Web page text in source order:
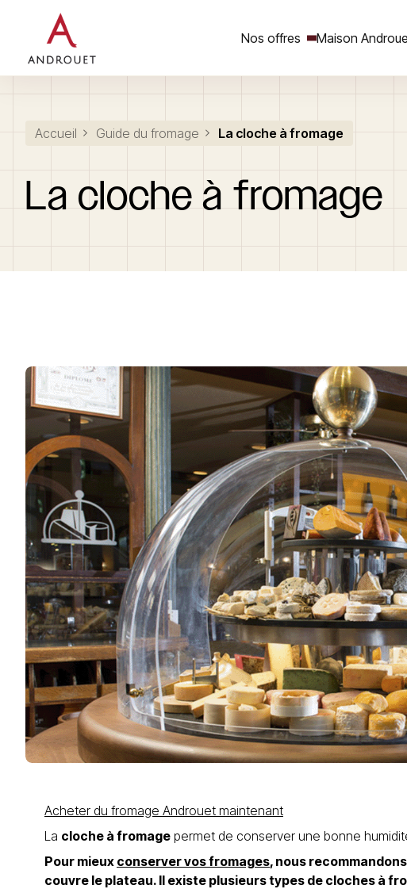
Nos offres Maison
Rechercher un mot clé
Accueil Guide du fromage La cloche à fromage
La cloche à fromage
Acheter du fromage Androuet maintenant
La cloche à fromage permet de conserver une bonne
Pour mieux conserver vos fromages, nous recommandons
couvre le plateau. Il existe plusieurs types de cloches à